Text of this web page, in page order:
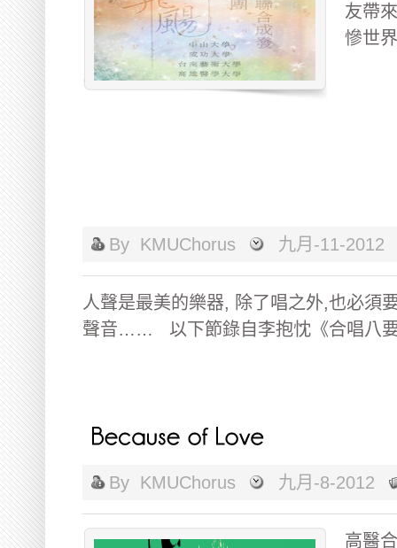
友帶
慘世
By KMUChorus 九月-11-2012
人聲是最美的樂器, 除了唱之外,也必須
聲音…… 以下節錄自李抱忱《合唱八
By KMUChorus 九月-8-2012
高醫